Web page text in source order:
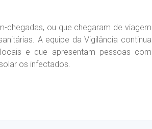
chegadas, ou que chegaram de viagem
A equipe da Vigilância continua
e que apresentam pessoas com
os infectados.